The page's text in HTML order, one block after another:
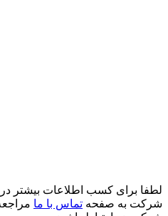
لطفا برای کسب اطلاعات بیشتر
شرکت به صفحه تماس با ما